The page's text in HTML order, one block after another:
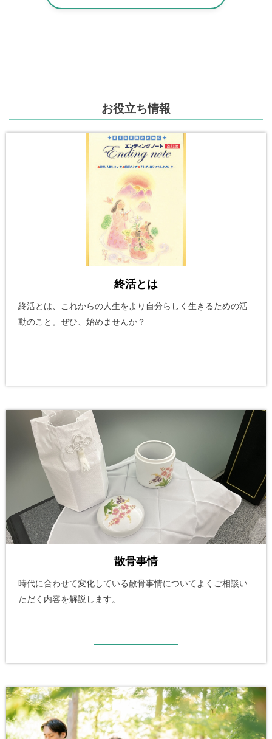
お役立ち情報
終活とは
終活とは、これからの人生をより自分らしく生きるための活
動のこと。ぜひ、始めませんか？
散骨事情
時代に合わせて変化している散骨事情についてよくご相談い
ただく内容を解説します。